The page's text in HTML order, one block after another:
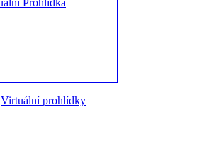
Virtuální prohlídky